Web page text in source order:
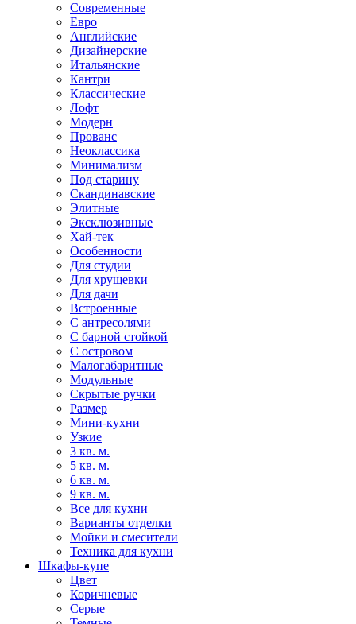
Современные
Евро
Английские
Дизайнерские
Итальянские
Кантри
Классические
Лофт
Модерн
Прованс
Неоклассика
Минимализм
Под старину
Скандинавские
Элитные
Эксклюзивные
Хай-тек
Особенности
Для студии
Для хрущевки
Для дачи
Встроенные
С антресолями
С барной стойкой
С островом
Малогабаритные
Модульные
Скрытые ручки
Размер
Мини-кухни
Узкие
3 кв. м.
5 кв. м.
6 кв. м.
9 кв. м.
Все для кухни
Варианты отделки
Мойки и смесители
Техника для кухни
Шкафы-купе
Цвет
Коричневые
Серые